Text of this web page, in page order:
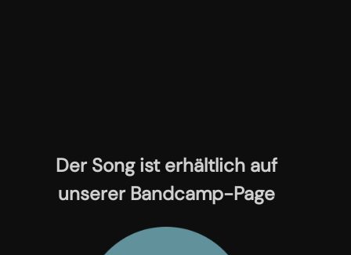
Der Song ist erhältlich auf
unserer Bandcamp-Page